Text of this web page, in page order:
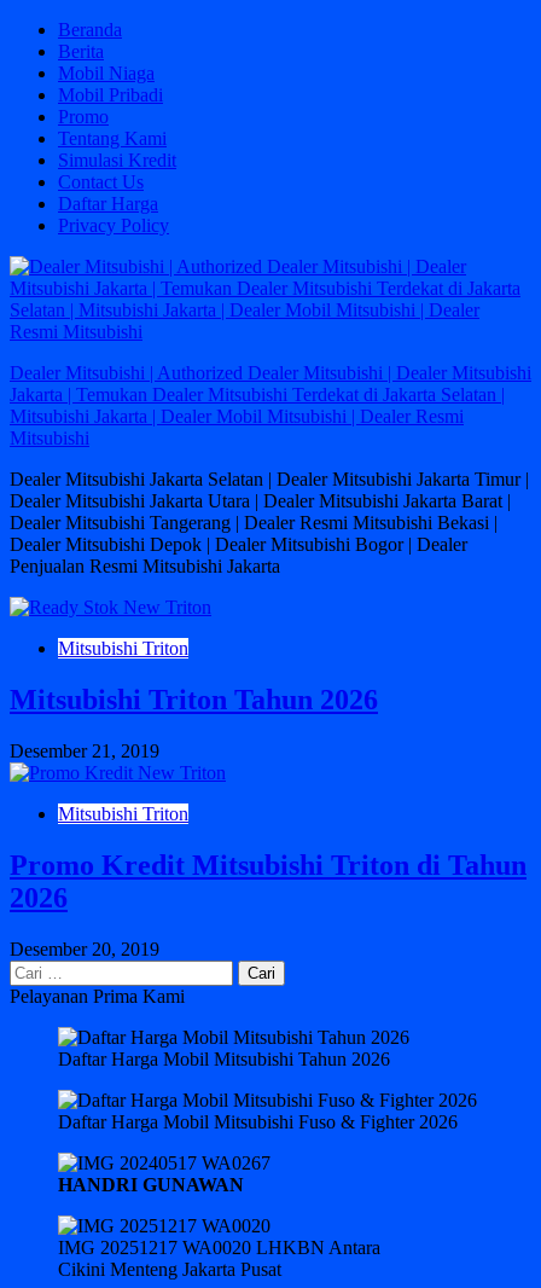
Skip
content
Beranda
Berita
Mobil Niaga
Mobil Pribadi
Promo
Tentang Kami
Simulasi Kredit
Contact Us
Daftar Harga
Privacy Policy
Dealer Mitsubishi | Authorized Dealer Mitsubishi | Dealer Mitsubishi
Jakarta | Temukan Dealer Mitsubishi Terdekat di Jakarta Selatan |
Mitsubishi Jakarta | Dealer Mobil Mitsubishi | Dealer Resmi
Mitsubishi
Dealer Mitsubishi Jakarta Selatan | Dealer Mitsubishi Jakarta Timur |
Dealer Mitsubishi Jakarta Utara | Dealer Mitsubishi Jakarta Barat |
Dealer Mitsubishi Tangerang | Dealer Resmi Mitsubishi Bekasi |
Dealer Mitsubishi Depok | Dealer Mitsubishi Bogor | Dealer
Penjualan Resmi Mitsubishi Jakarta
Mitsubishi Triton
Mitsubishi Triton Tahun 2026
Desember 21, 2019
Mitsubishi Triton
Promo Kredit Mitsubishi Triton di Tahun
2026
Desember 20, 2019
Cari
untuk:
Pelayanan Prima Kami
Daftar Harga Mobil Mitsubishi Tahun 2026
Daftar Harga Mobil Mitsubishi Fuso & Fighter 2026
HANDRI GUNAWAN
IMG 20251217 WA0020 LHKBN Antara
Cikini Menteng Jakarta Pusat